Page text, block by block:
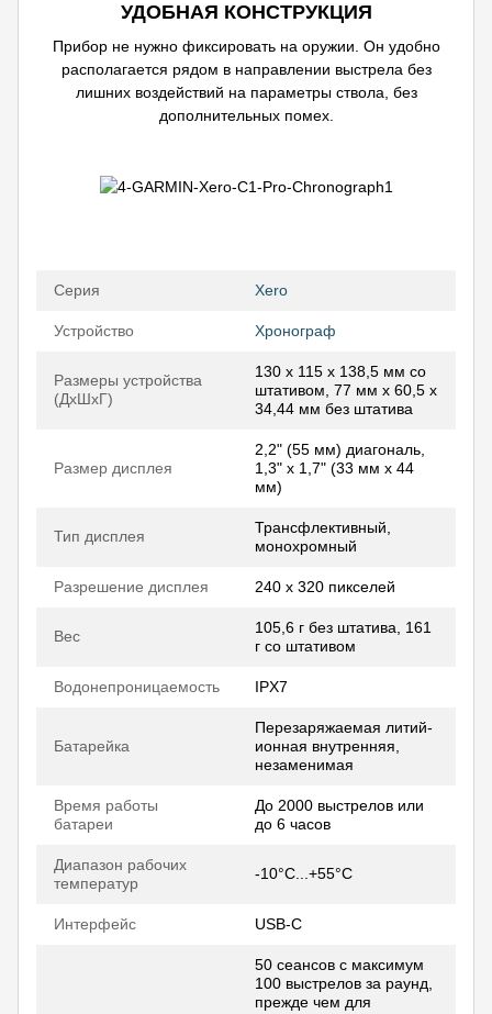
УДОБНАЯ КОНСТРУКЦИЯ
Прибор не нужно фиксировать на оружии. Он удобно
располагается рядом в направлении выстрела без
лишних воздействий на параметры ствола, без
дополнительных помех.
Серия Xero
Устройство Хронограф
Размеры устройства
(ДхШхГ)
130 x 115 x 138,5 мм со
штативом, 77 мм x 60,5 x
34,44 мм без штатива
Размер дисплея
2,2" (55 мм) диагональ,
1,3" x 1,7" (33 мм x 44
мм)
Тип дисплея
Трансфлективный,
монохромный
Разрешение дисплея 240 x 320 пикселей
Вес
105,6 г без штатива, 161
г со штативом
Водонепроницаемость IPX7
Батарейка
Перезаряжаемая литий-
ионная внутренняя,
незаменимая
Время работы
батареи
До 2000 выстрелов или
до 6 часов
Диапазон рабочих
температур
-10°C...+55°C
Интерфейс USB-C
50 сеансов с максимум
100 выстрелов за раунд,
прежде чем для